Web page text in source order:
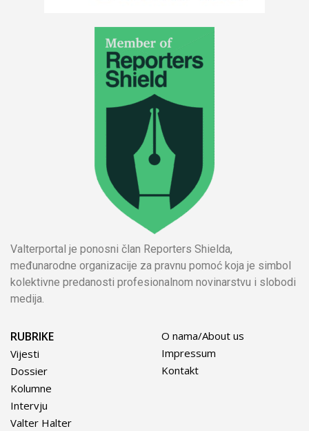
Valterportal je ponosni član Reporters Shielda,
međunarodne organizacije za pravnu pomoć koja je simbol
kolektivne predanosti profesionalnom novinarstvu i slobodi
medija.
RUBRIKE
Vijesti
Dossier
Kolumne
Intervju
Valter Halter
O nama/About us
Impressum
Kontakt